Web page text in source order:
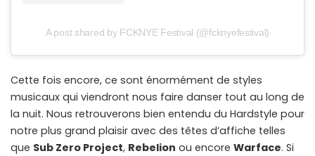
A post shared by FCKNYE Festival (@fcknyefestival)
Cette fois encore, ce sont énormément de styles
musicaux qui viendront nous faire danser tout au long de
la nuit. Nous retrouverons bien entendu du Hardstyle pour
notre plus grand plaisir avec des têtes d’affiche telles
que Sub Zero Project, Rebelion ou encore Warface. Si